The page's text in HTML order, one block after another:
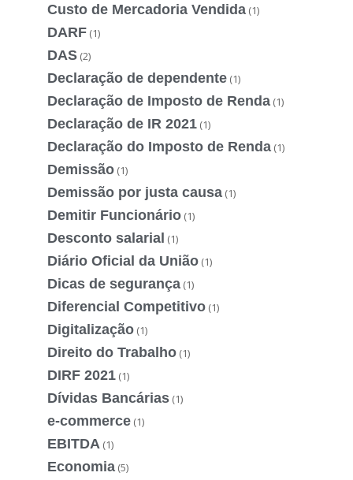
Custo de Mercadoria Vendida (1)
DARF (1)
DAS (2)
Declaração de dependente (1)
Declaração de Imposto de Renda (1)
Declaração de IR 2021 (1)
Declaração do Imposto de Renda (1)
Demissão (1)
Demissão por justa causa (1)
Demitir Funcionário (1)
Desconto salarial (1)
Diário Oficial da União (1)
Dicas de segurança (1)
Diferencial Competitivo (1)
Digitalização (1)
Direito do Trabalho (1)
DIRF 2021 (1)
Dívidas Bancárias (1)
e-commerce (1)
EBITDA (1)
Economia (5)